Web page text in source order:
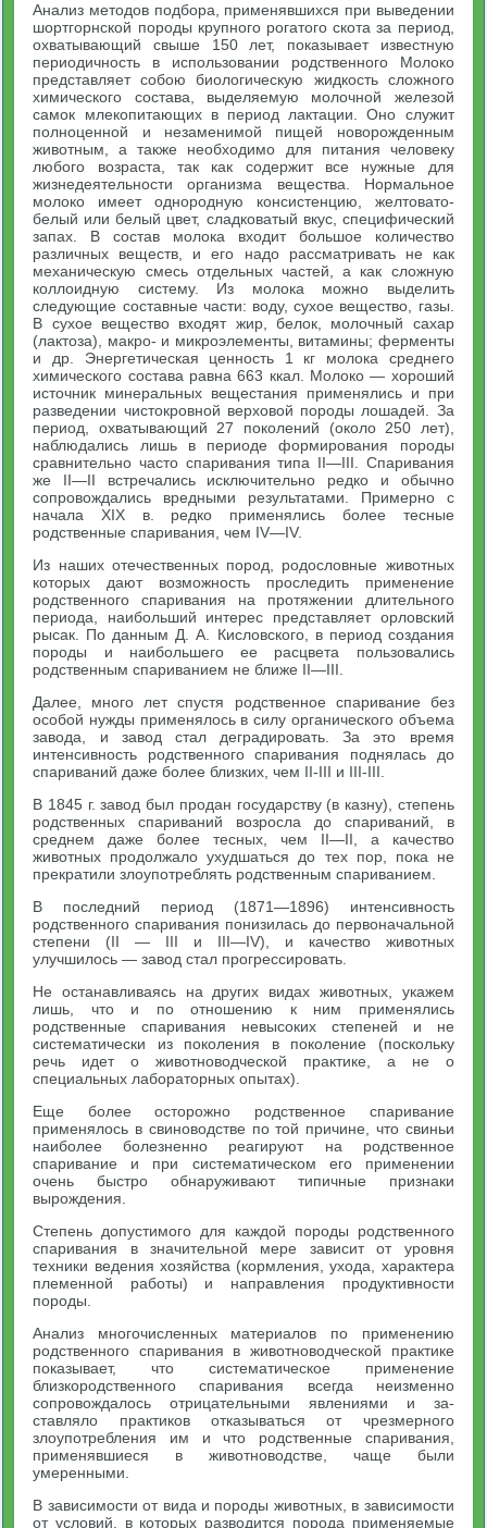
Анализ методов подбора, применявшихся при выведении
шортгорнской породы крупного рогатого скота за период,
охватываю­щий свыше 150 лет, показывает известную
периодичность в ис­пользовании родственного Молоко
представляет собою биологическую жидкость сложного
химического состава, выделяемую молочной же­лезой
самок млекопитающих в период лактации. Оно слу­жит
полноценной и незаменимой пищей новорожденным
живот­ным, а также необходимо для питания человеку
любого возраста, так как содержит все нужные для
жизнедеятельности организма вещества. Нормальное
молоко имеет однородную консистенцию, желтовато-
белый или белый цвет, сладковатый вкус, специфичес­кий
запах. В состав молока входит большое количество
различных ве­ществ, и его надо рассматривать не как
механическую смесь от­дельных частей, а как сложную
коллоидную систему. Из молока можно выделить
следующие составные части: воду, сухое вещество, газы.
В сухое вещество входят жир, белок, молочный сахар
(лактоза), макро- и микроэлементы, витами­ны; ферменты
и др. Энергетическая ценность 1 кг молока среднего
химического состава равна 663 ккал. Молоко — хороший
источник минеральных вещестания применя­лись и при
разведении чистокровной верховой породы лошадей. За
период, охватывающий 27 поколений (около 250 лет),
наблю­дались лишь в периоде формирования породы
сравнительно часто спаривания типа II—III. Спаривания
же II—II встречались исключительно редко и обычно
сопровождались вредными резуль­татами. Примерно с
начала XIX в. редко применялись более тес­ные
родственные спаривания, чем IV—IV.
Из наших отечественных пород, родословные животных
которых дают возможность проследить применение
родственного спа­ривания на протяжении длительного
периода, наибольший инте­рес представляет орловский
рысак. По данным Д. А. Кисловского, в период создания
породы и наибольшего ее расцвета пользова­лись
родственным спариванием не ближе II—III.
Далее, много лет спустя родственное спаривание без
особой нужды применялось в силу органического объема
завода, и завод стал деградировать. За это время
интенсивность родственного спаривания поднялась до
спариваний даже более близких, чем II-III и III-III.
В 1845 г. завод был продан государству (в казну), степень
родственных спариваний возросла до спариваний, в
среднем даже более тесных, чем II—II, а качество
животных продолжало ухудшаться до тех пор, пока не
прекратили злоупотреблять родственным спариванием.
В последний период (1871—1896) интенсивность
родствен­ного спаривания понизилась до первоначальной
степени (II — III и III—IV), и качество животных
улучшилось — завод стал прогрессировать.
Не останавливаясь на других видах животных, укажем
лишь, что и по отношению к ним применялись
родственные спаривания невысоких степеней и не
систематически из поколения в поколение (поскольку
речь идет о животноводческой практике, а не о
специальных лабораторных опытах).
Еще более осторожно родственное спаривание
применялось в свиноводстве по той причине, что свиньи
наиболее болезненно реагируют на родственное
спаривание и при систематическом его применении
очень быстро обнаруживают типичные признаки
вырождения.
Степень допустимого для каждой породы родственного
спари­вания в значительной мере зависит от уровня
техники ведения хозяйства (кормления, ухода, характера
племенной работы) и направления продуктивности
породы.
Анализ многочисленных материалов по применению
родствен­ного спаривания в животноводческой практике
показывает, что систематическое применение
близкородственного спаривания всег­да неизменно
сопровождалось отрицательными явлениями и за­
ставляло практиков отказываться от чрезмерного
злоупотребле­ния им и что родственные спаривания,
применявшиеся в живот­новодстве, чаще были
умеренными.
В зависимости от вида и породы животных, в зависимости
от условий, в которых разводится порода применяемые